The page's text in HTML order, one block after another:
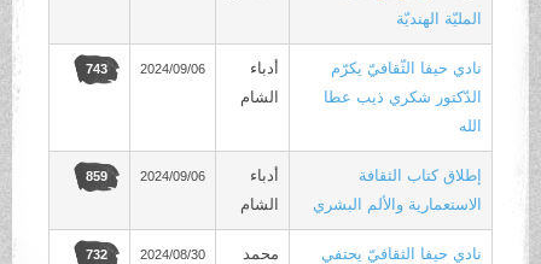
المليّة الهنديّة
نادي حيفا الثّقافيّ يكرّم
الدّكتور شكري ذيب عطا
أدباء
الشام
2024/09/06
743
إطلاق كتاب الثقافة
الاستعمارية والألم البشري
أدباء
الشام
2024/09/06
859
نادي حيفا الثقافيّ يحتفي
محمد
2024/08/30
732